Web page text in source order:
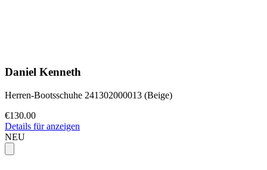
Daniel Kenneth
Herren-Bootsschuhe 241302000013 (Beige)
€130.00
Details für anzeigen
NEU